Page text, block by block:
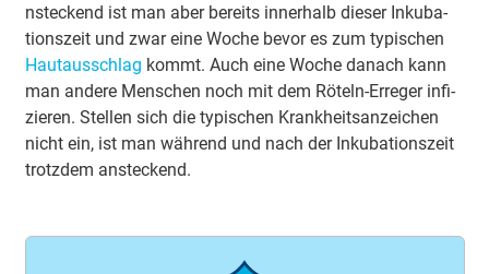
nste­ckend ist man aber bereits i­nne­rhalb dieser I­nku­ba­
tio­nszeit und zwar eine Woche bevor es zum ty­pi­schen
Hau­tau­sschlag kommt. Auch eine Woche danach kann
man a­nde­re Menschen noch mit dem Röteln-E­rre­ger i­nfi­
zie­ren. Stellen sich die ty­pi­schen Kra­nkhei­tsa­nzei­chen
nicht ein, ist man während und nach der I­nku­ba­tio­nszeit
trotzdem a­nste­ckend.